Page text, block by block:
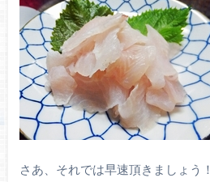
さあ、それでは早速頂きましょう！